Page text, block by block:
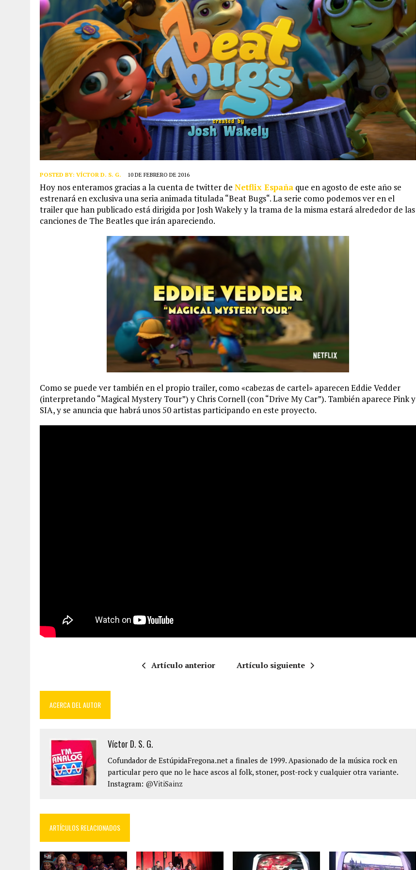
POSTED BY: VÍCTOR D. S. G. 10 DE FEBRERO DE 2016
Hoy nos enteramos gracias a la cuenta de twitter de Netflix España que en agosto de este año se
estrenará en exclusiva una seria animada titulada “Beat Bugs“. La serie como podemos ver en el
trailer que han publicado está dirigida por Josh Wakely y la trama de la misma estará alrededor de las
canciones de The Beatles que irán apareciendo.
Como se puede ver también en el propio trailer, como «cabezas de cartel» aparecen Eddie Vedder
(interpretando “Magical Mystery Tour”) y Chris Cornell (con “Drive My Car”). También aparece Pink y
SIA, y se anuncia que habrá unos 50 artistas participando en este proyecto.
Artículo anterior Artículo siguiente
ACERCA DEL AUTOR
Víctor D. S. G.
Cofundador de EstúpidaFregona.net a finales de 1999. Apasionado de la música rock en
particular pero que no le hace ascos al folk, stoner, post-rock y cualquier otra variante.
Instagram: @VitiSainz
ARTÍCULOS RELACIONADOS